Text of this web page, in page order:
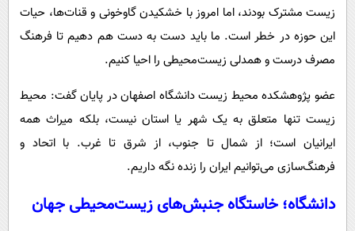
زیست مشترک بودند، اما امروز با خشکیدن گاوخونی و قنات‌ها، حیات
این حوزه در خطر است. ما باید دست به دست هم دهیم تا فرهنگ
مصرف درست و همدلی زیست‌محیطی را احیا کنیم.
عضو پژوهشکده محیط زیست دانشگاه اصفهان در پایان گفت: محیط
زیست تنها متعلق به یک شهر یا استان نیست، بلکه میراث همه
ایرانیان است؛ از شمال تا جنوب، از شرق تا غرب. با اتحاد و
فرهنگ‌سازی می‌توانیم ایران را زنده نگه داریم.
دانشگاه؛ خاستگاه جنبش‌های زیست‌محیطی جهان